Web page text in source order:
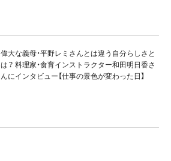
偉大な義母・平野レミさんとは違う自分らしさと
は？ 料理家・食育インストラクター和田明日香さ
んにインタビュー【仕事の景色が変わった日】